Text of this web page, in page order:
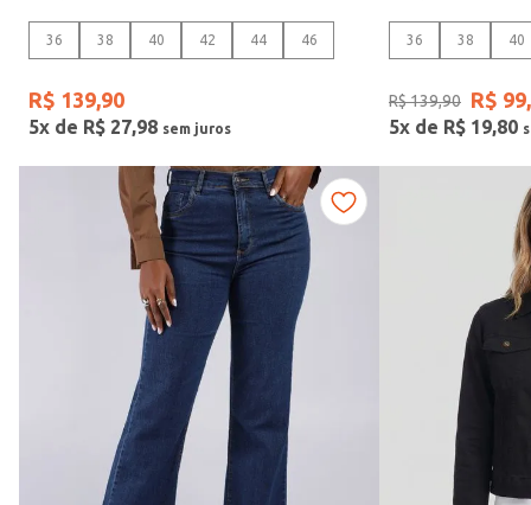
TAMANHO
38
40
Ver mais 4
36 38 40 42 44 46
R$ 139,90
5x de R$ 27,98
36 38 40
R$139,90 R$ 99,
5x de R$ 19,80